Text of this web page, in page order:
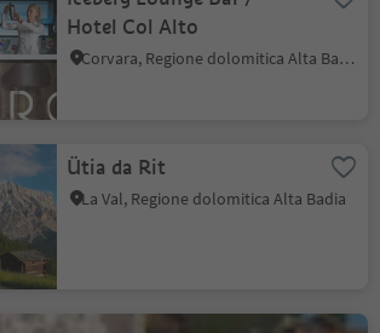
Hotel Col Alto
Corvara, Regione dolomitica Alta Badia
Ütia da Rit
La Val, Regione dolomitica Alta Badia